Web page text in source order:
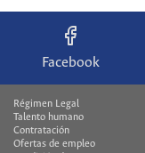
Facebook
Régimen Legal
Talento humano
Contratación
Ofertas de empleo